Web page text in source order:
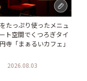
たっぷり使ったメニュ
ト空間でくつろぎタイ
寺「まぁるいカフェ」
2026.08.03